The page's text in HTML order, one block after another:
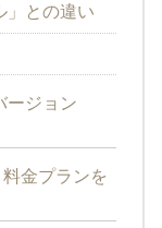
」との違い
ージョン
金プランを